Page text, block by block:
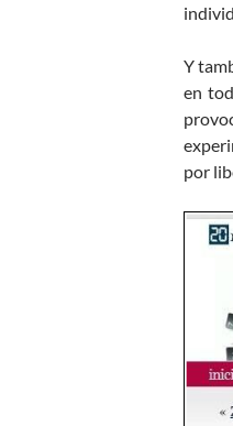
Y
en
por